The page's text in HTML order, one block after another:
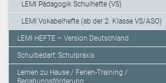
LEMI Pädagogik Schulhefte (VS)
LEMI Vokabelhefte (ab der 2. Klasse VS/ASO)
LEMI HEFTE – Version Deutschland
Schulbedarf, Schulpraxis
Lernen zu Hause / Ferien-Training /
Begabungsförderung